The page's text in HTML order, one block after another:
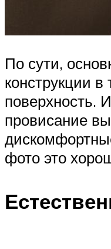
По сути,
конструкции в
поверхность.
провисание
фото это